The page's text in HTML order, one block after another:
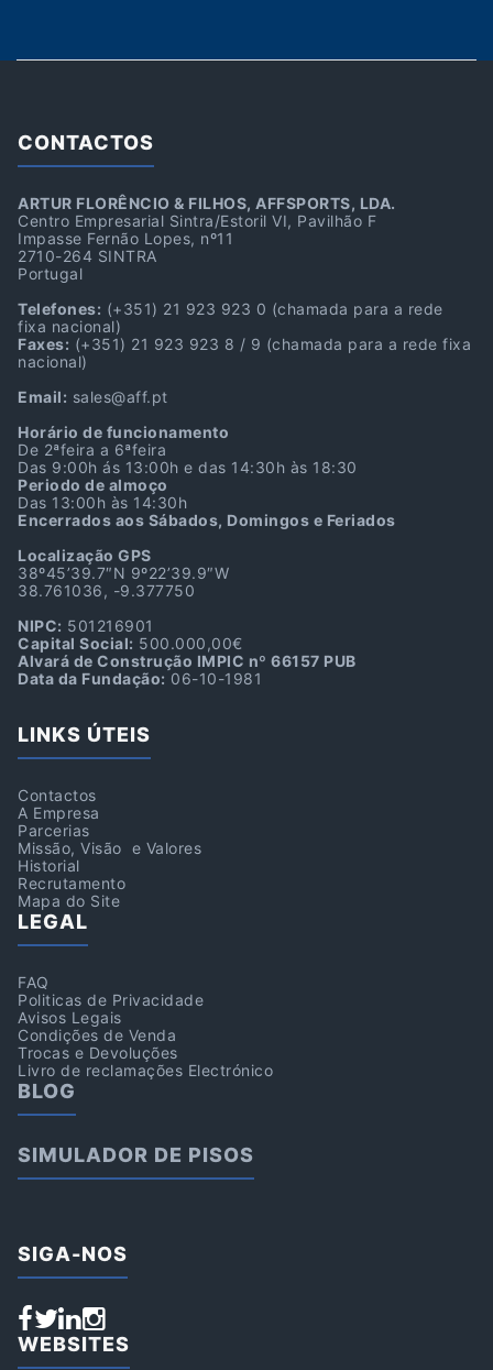
CONTACTOS
ARTUR FLORÊNCIO & FILHOS, AFFSPORTS, LDA.
Centro Empresarial Sintra/Estoril VI, Pavilhão F
Impasse Fernão Lopes, nº11
2710-264 SINTRA
Portugal
Telefones: (+351) 21 923 923 0 (chamada para a rede
fixa nacional)
Faxes: (+351) 21 923 923 8 / 9 (chamada para a rede fixa
nacional)
Email: sales@aff.pt
Horário de funcionamento
De 2ªfeira a 6ªfeira
Das 9:00h ás 13:00h e das 14:30h às 18:30
Periodo de almoço
Das 13:00h às 14:30h
Encerrados aos Sábados, Domingos e Feriados
Localização GPS
38º45’39.7″N 9º22’39.9″W
38.761036, -9.377750
NIPC: 501216901
Capital Social: 500.000,00€
Alvará de Construção IMPIC nº 66157 PUB
Data da Fundação: 06-10-1981
LINKS ÚTEIS
Contactos
A Empresa
Parcerias
Missão, Visão e Valores
Historial
Recrutamento
Mapa do Site
LEGAL
FAQ
Politicas de Privacidade
Avisos Legais
Condições de Venda
Trocas e Devoluções
Livro de reclamações Electrónico
BLOG
SIMULADOR DE PISOS
SIGA-NOS
WEBSITES